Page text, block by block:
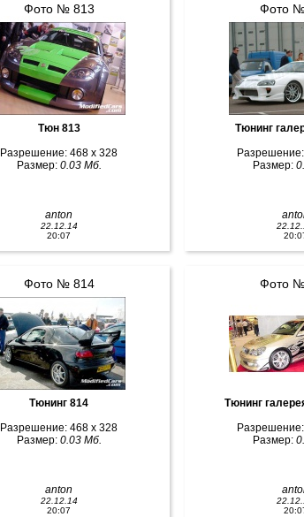
Фото № 813
Тюн 813
Разрешение: 468 x 328
Размер: 0.03 Мб.
anton
22.12.14
20:07
Фото № 814
Тюнинг 814
Разрешение: 468 x 328
Размер: 0.03 Мб.
anton
22.12.14
20:07
Фото
Тюнинг
Разрешение:
Размер:
Фото
Тюнинг
Размер: